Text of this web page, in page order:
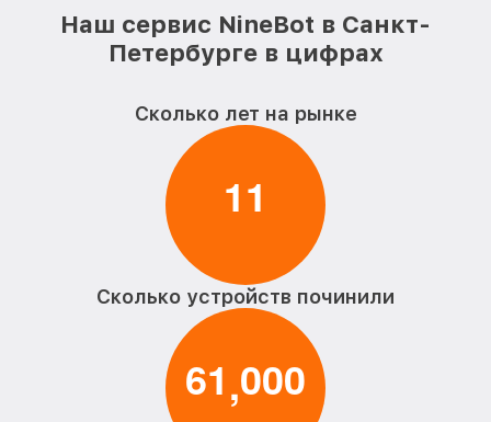
Гидроизоляция электросамоката
Восстановление после попадания влаги
электросамоката NineBot
Замена элемента освещения
электросамоката NineBot
Наш сервис NineBot в Санкт-
Петербурге в цифрах
Сколько лет на рынке
11
Сколько устройств починили
61,000